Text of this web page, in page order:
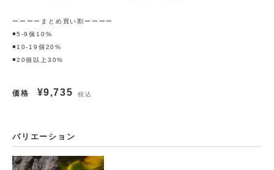
ーーーーまとめ買い割ーーーー
◾️5-9個10%
◾️10-19個20%
◾️20個以上30%
価格 ¥9,735 税込
バリエーション